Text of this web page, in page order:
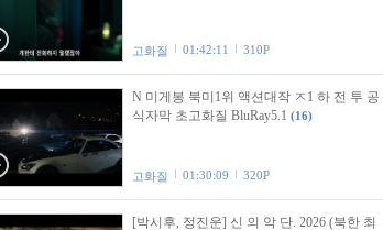
고화질 01:42:11 310P
N 미게봉 북미1위 액션대작 ㅈ1 하 전 투 공
식자막 초고화질 BluRay5.1 (16)
고화질 01:30:09 320P
[박시후, 정진운] 신 의 악 단. 2026 (북한 최